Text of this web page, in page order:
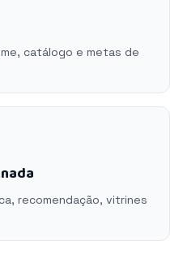
catálogo e metas de
recomendação, vitrines